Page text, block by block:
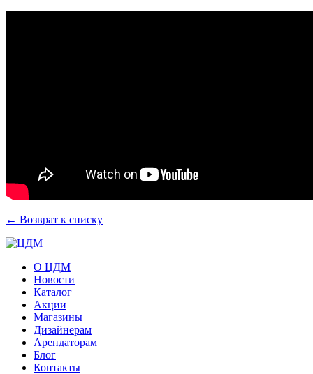
← Возврат к списку
О ЦДМ
Новости
Каталог
Акции
Магазины
Дизайнерам
Арендаторам
Блог
Контакты